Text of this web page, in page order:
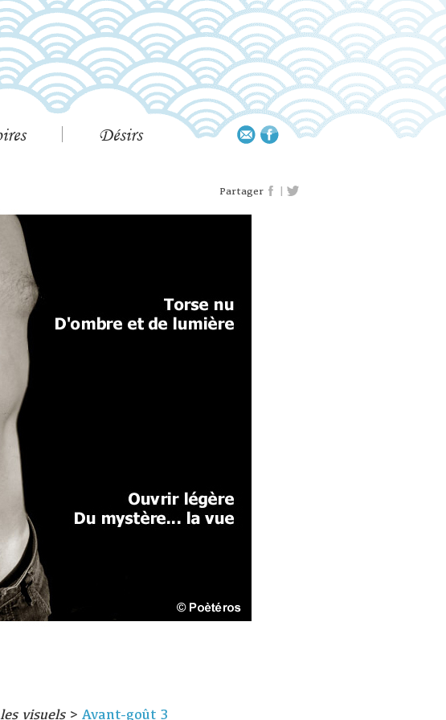
Désirs
Partager |
visuels> Avant-goût 3